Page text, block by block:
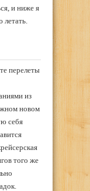
и ниже я
перелеты
из
новом
себя
того же